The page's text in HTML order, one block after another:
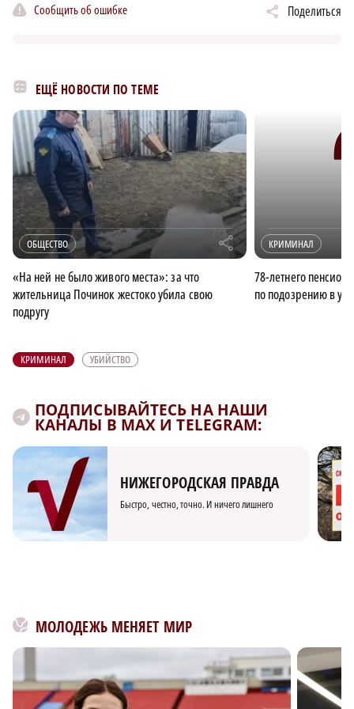
Сообщить об ошибке Поделиться
ЕЩЁ НОВОСТИ ПО ТЕМЕ
ОБЩЕСТВО r
«На ней не было живого места»: за что
жительница Починок жестоко убила свою
подругу
КРИМИНАЛ
78-летнего
по подозрению в
КРИМИНАЛ УБИЙСТВО
ПОДПИСЫВАЙТЕСЬ НА НАШИ
КАНАЛЫ В MAX И TELEGRAM:
НИЖЕГОРОДСКАЯ ПРАВДА
Быстро, честно, точно. И ничего лишнего
МОЛОДЕЖЬ МЕНЯЕТ МИР